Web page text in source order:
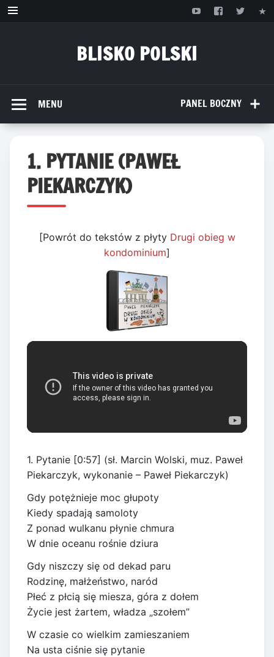
Przejdź
BLISKO POLSKI
PANEL BOCZNY
MENU
1. PYTANIE (PAWEŁ
PIEKARCZYK)
[Powrót do tekstów z płyty Drugi obieg w
kondominium]
1. Pytanie [0:57] (sł. Marcin Wolski, muz. Paweł
Piekarczyk, wykonanie – Paweł Piekarczyk)
Gdy potężnieje moc głupoty
Kiedy spadają samoloty
Z ponad wulkanu płynie chmura
W dnie oceanu rośnie dziura
Gdy niszczy się od dekad paru
Rodzinę, małżeństwo, naród
Płeć z płcią się miesza, góra z dołem
Życie jest żartem, władza „szołem”
W czasie co wielkim zamieszaniem
Na usta ciśnie się pytanie